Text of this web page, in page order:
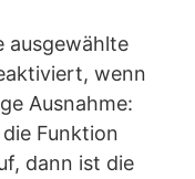
ausgewählte
wenn
Ausnahme:
Funktion
dann ist die